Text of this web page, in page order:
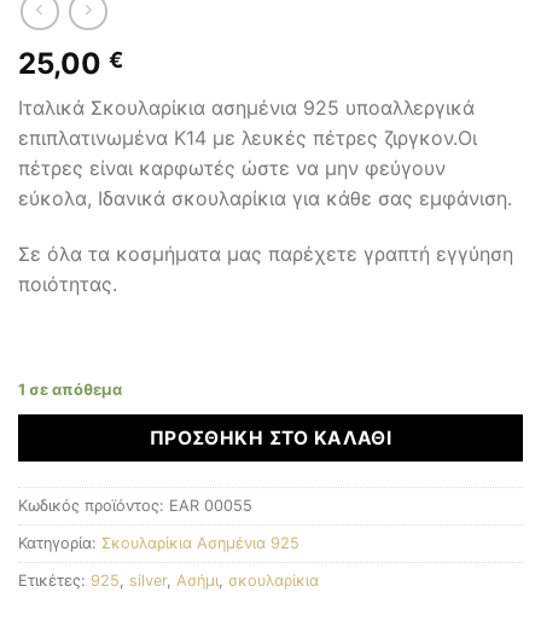
25,00 €
Ιταλικά Σκουλαρίκια ασημένια 925 υποαλλεργικά
επιπλατινωμένα Κ14 με λευκές πέτρες ζιργκον.Οι
πέτρες είναι καρφωτές ώστε να μην φεύγουν
εύκολα, Ιδανικά σκουλαρίκια για κάθε σας εμφάνιση.
Σε όλα τα κοσμήματα μας παρέχετε γραπτή εγγύηση
ποιότητας.
1 σε απόθεμα
ΠΡΟΣΘΉΚΗ ΣΤΟ ΚΑΛΆΘΙ
Κωδικός προϊόντος: EAR 00055
Κατηγορία: Σκουλαρίκια Ασημένια 925
Ετικέτες: 925, silver, Ασήμι, σκουλαρίκια